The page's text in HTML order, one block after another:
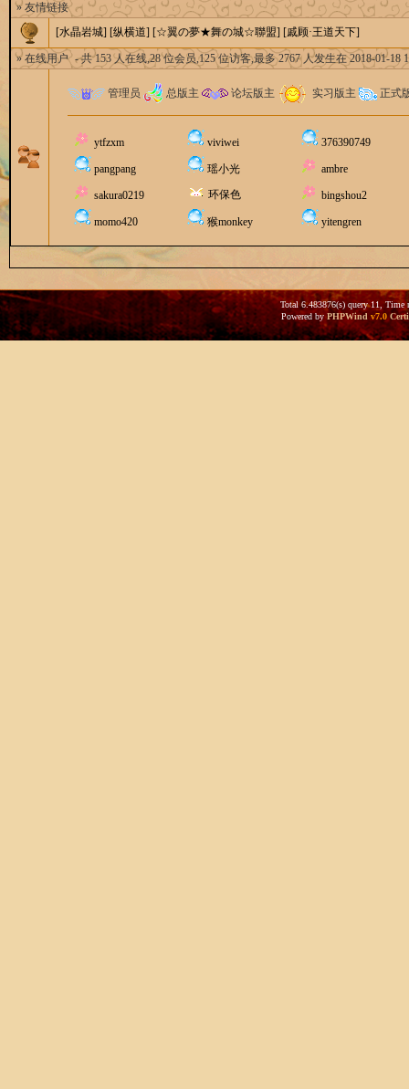
» 友情链接
[水晶岩城] [纵横道] [☆翼の夢★舞の城☆聯盟] [戚顾·王道天下]
» 在线用户 - 共 153 人在线,28 位会员,125 位访客,最多 2767 人发生在 2018-01-18
管理员 总版主 论坛版主 实习版主 正式
ytfzxm viviwei 376390749
pangpang 瑶小光 ambre
sakura0219 环保色 bingshou2
momo420 猴monkey yitengren
Total 6.483876(s) query 11,
Powered byPHPWind v7.0